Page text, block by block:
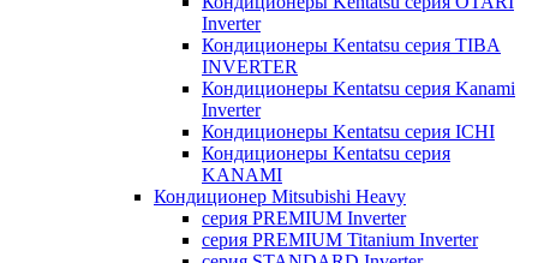
Inverter
Кондиционеры Kentatsu серия TIBA
INVERTER
Кондиционеры Kentatsu серия Kanami
Inverter
Кондиционеры Kentatsu серия ICHI
Кондиционеры Kentatsu серия
KANAMI
Кондиционер Mitsubishi Heavy
серия PREMIUM Inverter
серия PREMIUM Titanium Inverter